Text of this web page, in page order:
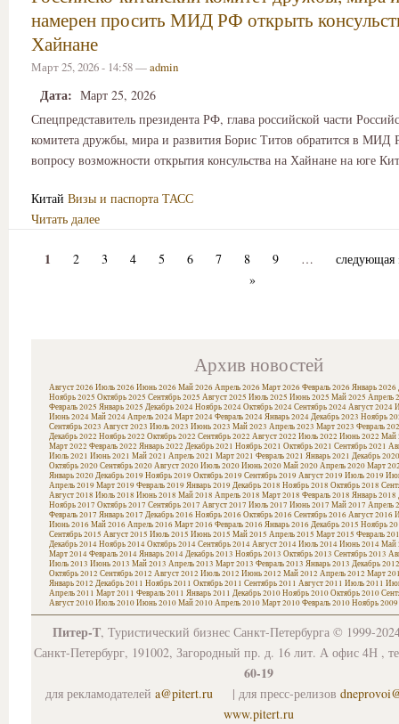
намерен просить МИД РФ открыть
Хайнане
Март 25, 2026 - 14:58 —admin
Дата: Март 25, 2026
Спецпредставитель президента РФ, глава российской части
комитета дружбы, мира и развития Борис Титов обратится в МИД
вопросу возможности открытия консульства на Хайнане на юге
Китай Визы и паспорта ТАСС
Читать далее
1 2 3 4 5 6 7 8 9 …
следующая
»
Архив новостей
Август 2026 Июль 2026 Июнь 2026 Май 2026 Апрель 2026 Март 2026 Февраль 2026 Январь 2026
Ноябрь 2025 Октябрь 2025 Сентябрь 2025 Август 2025 Июль 2025 Июнь 2025 Май 2025 Апрель
Февраль 2025 Январь 2025 Декабрь 2024Ноябрь 2024Октябрь 2024Сентябрь 2024Август 2024
Июнь 2024Май 2024Апрель 2024Март 2024Февраль 2024Январь 2024Декабрь 2023 Ноябрь
Сентябрь 2023 Август 2023 Июль 2023 Июнь 2023 Май 2023 Апрель 2023 Март 2023 Февраль
Декабрь 2022 Ноябрь 2022 Октябрь 2022 Сентябрь 2022 Август 2022 Июль 2022 Июнь 2022 Май
Март 2022 Февраль 2022 Январь 2022 Декабрь 2021 Ноябрь 2021 Октябрь 2021 Сентябрь 2021
Июль 2021 Июнь 2021 Май 2021 Апрель 2021 Март 2021 Февраль 2021 Январь 2021 Декабрь 2020
Октябрь 2020Сентябрь 2020Август 2020Июль 2020Июнь 2020Май 2020Апрель 2020Март
Январь 2020Декабрь 2019 Ноябрь 2019 Октябрь 2019 Сентябрь 2019 Август 2019 Июль 2019
Апрель 2019 Март 2019 Февраль 2019 Январь 2019 Декабрь 2018 Ноябрь 2018 Октябрь 2018
Август 2018 Июль 2018 Июнь 2018 Май 2018 Апрель 2018 Март 2018 Февраль 2018 Январь 2018
Ноябрь 2017 Октябрь 2017 Сентябрь 2017 Август 2017 Июль 2017 Июнь 2017 Май 2017 Апрель
Февраль 2017 Январь 2017 Декабрь 2016 Ноябрь 2016 Октябрь 2016 Сентябрь 2016 Август 2016
Июнь 2016 Май 2016 Апрель 2016 Март 2016 Февраль 2016 Январь 2016 Декабрь 2015 Ноябрь
Сентябрь 2015 Август 2015 Июль 2015 Июнь 2015 Май 2015 Апрель 2015 Март 2015 Февраль
Декабрь 2014Ноябрь 2014Октябрь 2014Сентябрь 2014Август 2014Июль 2014Июнь 2014Май
Март 2014Февраль 2014Январь 2014Декабрь 2013 Ноябрь 2013 Октябрь 2013 Сентябрь 2013
Июль 2013 Июнь 2013 Май 2013 Апрель 2013 Март 2013 Февраль 2013 Январь 2013 Декабрь 2012
Октябрь 2012 Сентябрь 2012 Август 2012 Июль 2012 Июнь 2012 Май 2012 Апрель 2012 Март
Январь 2012 Декабрь 2011 Ноябрь 2011 Октябрь 2011 Сентябрь 2011 Август 2011 Июль 2011
Апрель 2011 Март 2011 Февраль 2011 Январь 2011 Декабрь 2010Ноябрь 2010Октябрь 2010
Август 2010Июль 2010Июнь 2010Май 2010Апрель 2010Март 2010Февраль 2010Ноябрь 2009
Питер-Т, Туристический бизнес Санкт-Петербурга © 1999-
Санкт-Петербург, 191002, Загородный пр. д. 16 лит. А офис 4Н ,
60-19
для рекламодателей a@pitert.ru | для пресс-релизов
www.pitert.ru